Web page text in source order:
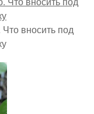
вносить под